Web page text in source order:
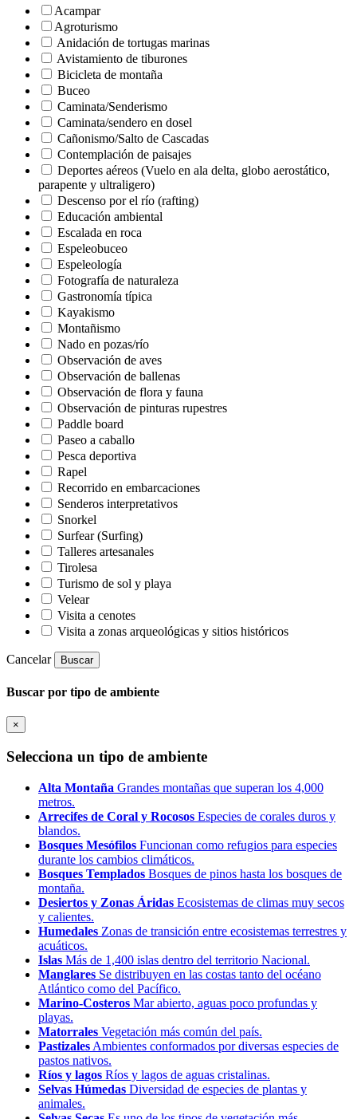
Acampar
Agroturismo
Anidación de tortugas marinas
Avistamiento de tiburones
Bicicleta de montaña
Buceo
Caminata/Senderismo
Caminata/sendero en dosel
Cañonismo/Salto de Cascadas
Contemplación de paisajes
Deportes aéreos (Vuelo en ala delta, globo aerostático,
parapente y ultraligero)
Descenso por el río (rafting)
Educación ambiental
Escalada en roca
Espeleobuceo
Espeleología
Fotografía de naturaleza
Gastronomía típica
Kayakismo
Montañismo
Nado en pozas/río
Observación de aves
Observación de ballenas
Observación de flora y fauna
Observación de pinturas rupestres
Paddle board
Paseo a caballo
Pesca deportiva
Rapel
Recorrido en embarcaciones
Senderos interpretativos
Snorkel
Surfear (Surfing)
Talleres artesanales
Tirolesa
Turismo de sol y playa
Velear
Visita a cenotes
Visita a zonas arqueológicas y sitios históricos
Cancelar Buscar
Buscar por tipo de ambiente
×
Selecciona un tipo de ambiente
Alta Montaña Grandes montañas que superan los 4,000
metros.
Arrecifes de Coral y Rocosos Especies de corales duros y
blandos.
Bosques Mesófilos Funcionan como refugios para especies
durante los cambios climáticos.
Bosques Templados Bosques de pinos hasta los bosques de
montaña.
Desiertos y Zonas Áridas Ecosistemas de climas muy secos
y calientes.
Humedales Zonas de transición entre ecosistemas terrestres y
acuáticos.
Islas Más de 1,400 islas dentro del territorio Nacional.
Manglares Se distribuyen en las costas tanto del océano
Atlántico como del Pacífico.
Marino-Costeros Mar abierto, aguas poco profundas y
playas.
Matorrales Vegetación más común del país.
Pastizales Ambientes conformados por diversas especies de
pastos nativos.
Ríos y lagos Ríos y lagos de aguas cristalinas.
Selvas Húmedas Diversidad de especies de plantas y
animales.